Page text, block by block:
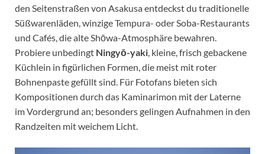
den Seitenstraßen von Asakusa entdeckst du traditionelle
Süßwarenläden, winzige Tempura- oder Soba-Restaurants
und Cafés, die alte Shōwa-Atmosphäre bewahren.
Probiere unbedingt Ningyō-yaki, kleine, frisch gebackene
Küchlein in figürlichen Formen, die meist mit roter
Bohnenpaste gefüllt sind. Für Fotofans bieten sich
Kompositionen durch das Kaminarimon mit der Laterne
im Vordergrund an; besonders gelingen Aufnahmen in den
Randzeiten mit weichem Licht.